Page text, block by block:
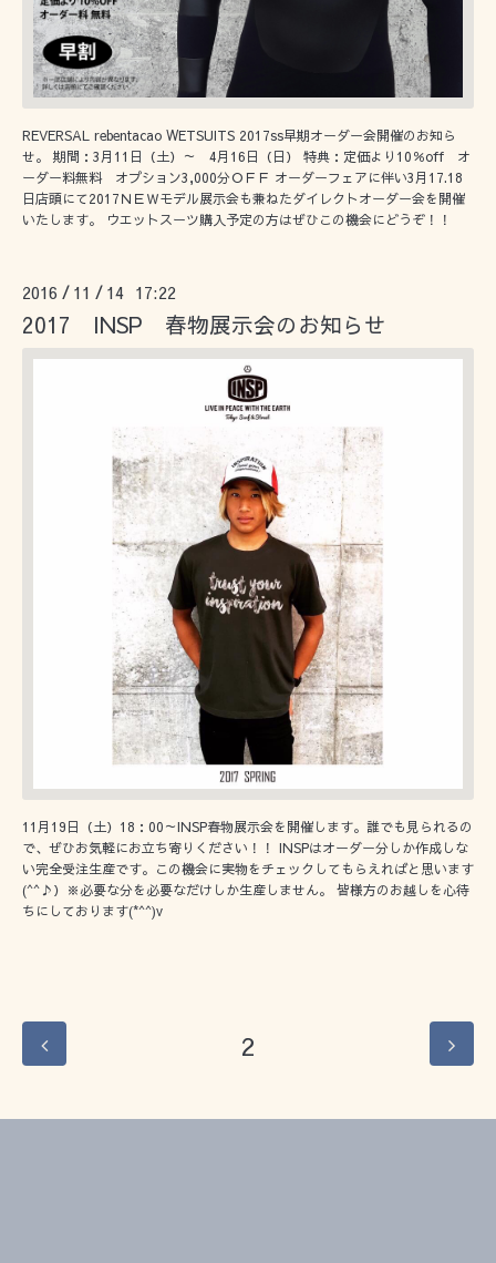
REVERSAL rebentacao WETSUITS 2017ss早期オーダー会開催のお知ら
せ。 期間：3月11日（土）～ 4月16日（日） 特典：定価より10％off オ
ーダー料無料 オプション3,000分ＯＦＦ オーダーフェアに伴い3月17.18
日店頭にて2017ＮＥＷモデル展示会も兼ねたダイレクトオーダー会を開催
いたします。 ウエットスーツ購入予定の方はぜひこの機会にどうぞ！！
2016 / 11 / 14 17:22
2017 INSP 春物展示会のお知らせ
11月19日（土）18：00～INSP春物展示会を開催します。誰でも見られるの
で、ぜひお気軽にお立ち寄りください！！ INSPはオーダー分しか作成しな
い完全受注生産です。この機会に実物をチェックしてもらえればと思います
(^^♪）※必要な分を必要なだけしか生産しません。 皆様方のお越しを心待
ちにしております(*^^)v
2